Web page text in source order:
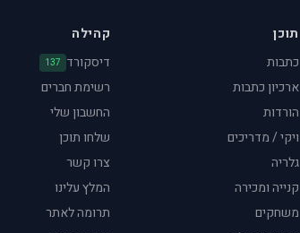
תוכן
כתבות
ארכיון כתבות
הורדות
ויקי / מדריכים
גלריה
קנייה ומכירה
משחקים
קהילה
דיסקורד 137
רשימת חברים
החשבון שלי
שלחו תוכן
צרו קשר
המלץ עלינו
תרומה לאתר